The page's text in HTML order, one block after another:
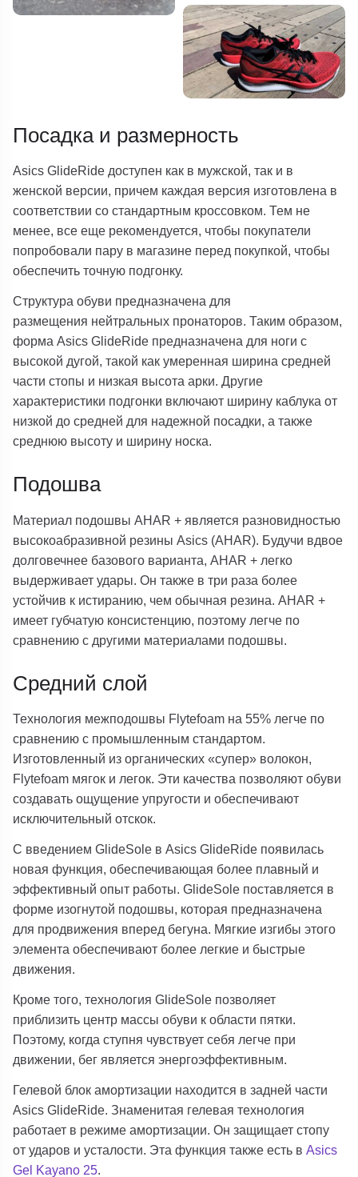
Посадка и размерность
Asics GlideRide доступен как в мужской, так и в
женской версии, причем каждая версия изготовлена ​​в
соответствии со стандартным кроссовком. Тем не
менее, все еще рекомендуется, чтобы покупатели
попробовали пару в магазине перед покупкой, чтобы
обеспечить точную подгонку.
Структура обуви предназначена для
размещения нейтральных пронаторов. Таким образом,
форма Asics GlideRide предназначена для ноги с
высокой дугой, такой как умеренная ширина средней
части стопы и низкая высота арки. Другие
характеристики подгонки включают ширину каблука от
низкой до средней для надежной посадки, а также
среднюю высоту и ширину носка.
Подошва
Материал подошвы AHAR + является разновидностью
высокоабразивной резины Asics (AHAR). Будучи вдвое
долговечнее базового варианта, AHAR + легко
выдерживает удары. Он также в три раза более
устойчив к истиранию, чем обычная резина. AHAR +
имеет губчатую консистенцию, поэтому легче по
сравнению с другими материалами подошвы.
Средний слой
Технология межподошвы Flytefoam на 55% легче по
сравнению с промышленным стандартом.
Изготовленный из органических «супер» волокон,
Flytefoam мягок и легок. Эти качества позволяют обуви
создавать ощущение упругости и обеспечивают
исключительный отскок.
С введением GlideSole в Asics GlideRide появилась
новая функция, обеспечивающая более плавный и
эффективный опыт работы. GlideSole поставляется в
форме изогнутой подошвы, которая предназначена
для продвижения вперед бегуна. Мягкие изгибы этого
элемента обеспечивают более легкие и быстрые
движения.
Кроме того, технология GlideSole позволяет
приблизить центр массы обуви к области пятки.
Поэтому, когда ступня чувствует себя легче при
движении, бег является энергоэффективным.
Гелевой блок амортизации находится в задней части
Asics GlideRide. Знаменитая гелевая технология
работает в режиме амортизации. Он защищает стопу
от ударов и усталости. Эта функция также есть вAsics
Gel Kayano 25.